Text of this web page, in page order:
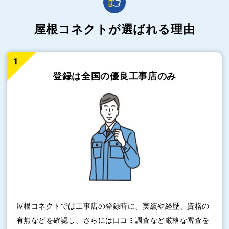
屋根コネクトが選ばれる理由
登録は全国の優良工事店のみ
屋根コネクトでは工事店の登録時に、実績や経歴、資格の
有無などを確認し、さらには口コミ調査など厳格な審査を